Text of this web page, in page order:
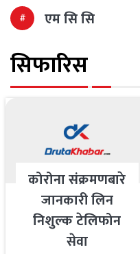
एम सि सि
सिफारिस
कोरोना संक्रमणबारे
जानकारी लिन
निशुल्क टेलिफोन
सेवा